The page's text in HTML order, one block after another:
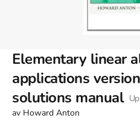
Elementary linear
applications
solutions manual
av Howard Anton